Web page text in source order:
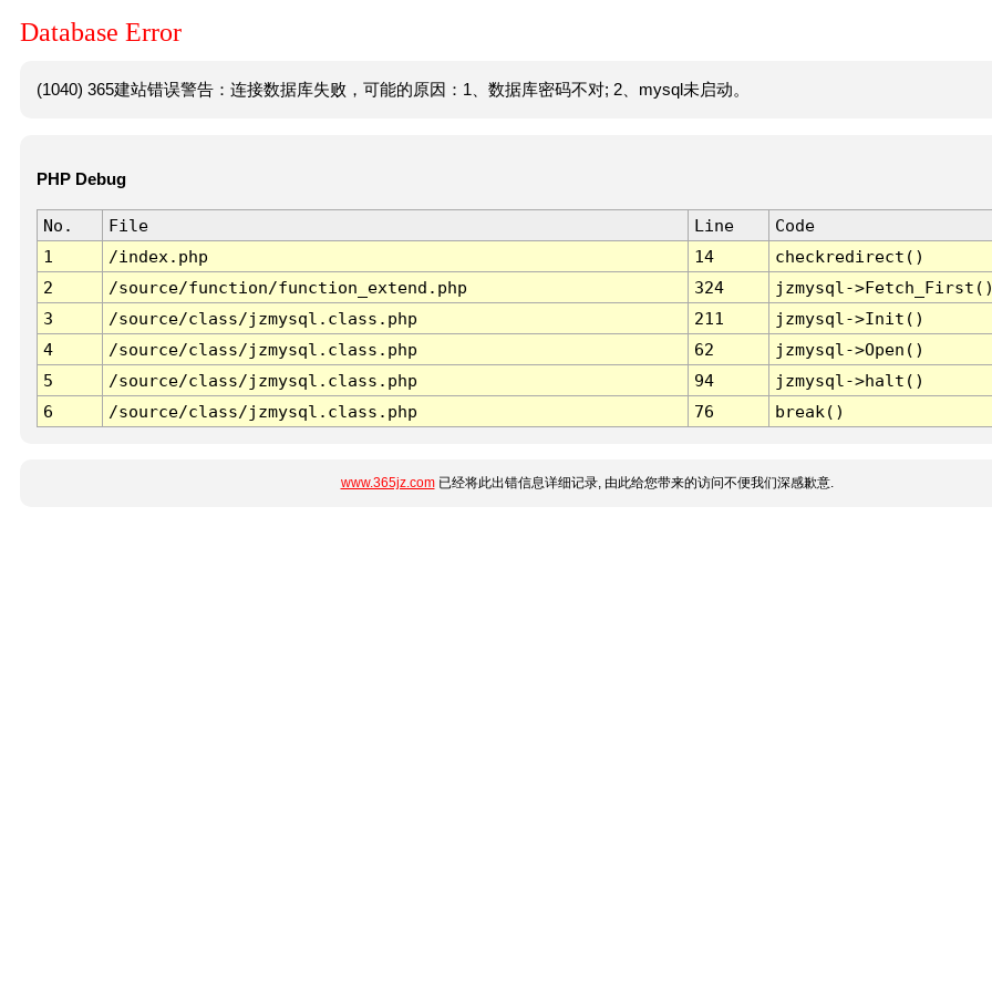
Database Error
(1040) 365建站错误警告：连接数据库失败，可能的原因：1、数据库密码不对; 2、mysql未启动。
PHP Debug
No. File Line
Code
1
/index.php 14
checkredirect()
2
/source/function/function_extend.php 324
jzmysql-
3
/source/class/jzmysql.class.php 211
jzmysql->Init()
4
/source/class/jzmysql.class.php 62
jzmysql->Open()
5
/source/class/jzmysql.class.php 94
jzmysql->halt()
6
/source/class/jzmysql.class.php 76 break()
www.365jz.com已经将此出错信息详细记录, 由此给您带来的访问不便我们深感歉意.